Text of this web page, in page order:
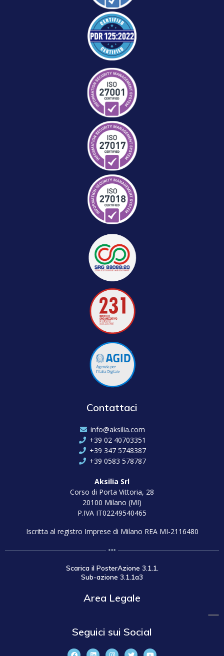
Contattaci
info@aksilia.com
+39 02 40703351
+39 347 5748387
+39 0583 578787
Aksilia Srl
Corso di Porta Vittoria, 28
20100 Milano (MI)
P.IVA IT02249540465
Iscritta al registro Imprese di Milano REA MI-2116480
Scarica il PosterAzione 3.1.1.
Sub-azione 3.1.1a3
Area Legale
Seguici sui Social